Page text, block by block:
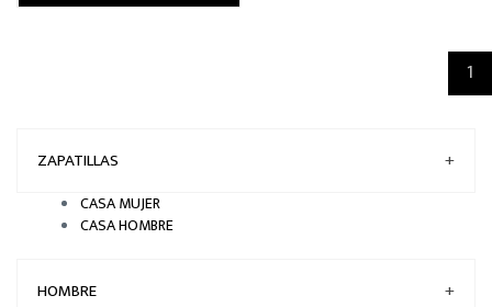
1
ZAPATILLAS +
CASA MUJER
CASA HOMBRE
HOMBRE +